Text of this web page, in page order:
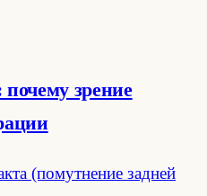
зрение
(помутнение задней